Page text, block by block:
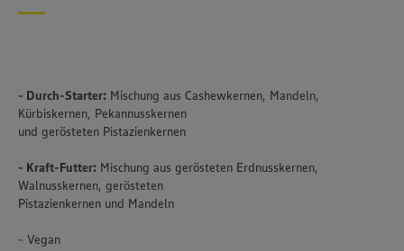
- Durch-Starter: Mischung aus Cashewkernen, Mandeln,
Kürbiskernen, Pekannusskernen
und gerösteten Pistazienkernen
- Kraft-Futter: Mischung aus gerösteten Erdnusskernen,
Walnusskernen, gerösteten
Pistazienkernen und Mandeln
- Vegan